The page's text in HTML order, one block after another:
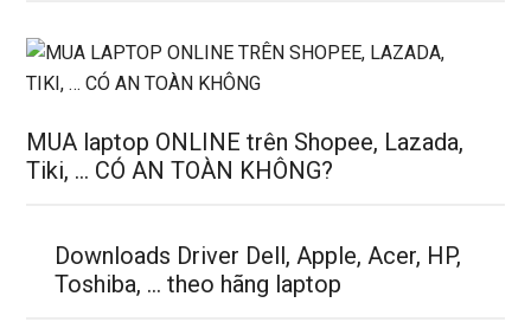
MUA laptop ONLINE trên Shopee, Lazada,
Tiki, … CÓ AN TOÀN KHÔNG?
Downloads Driver Dell, Apple, Acer, HP,
Toshiba, … theo hãng laptop